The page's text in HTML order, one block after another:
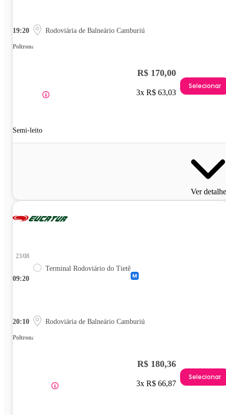
19:20 Rodoviária de Balneário Camburiú
Poltrona
Semi-leito
R$ 170,00
3x R$ 63,03
Selecionar
Ver
09:20
23/08
Terminal Rodoviário do Tietê
20:10 Rodoviária de Balneário Camburiú
Poltrona
R$ 180,36
3x R$ 66,87
Selecionar